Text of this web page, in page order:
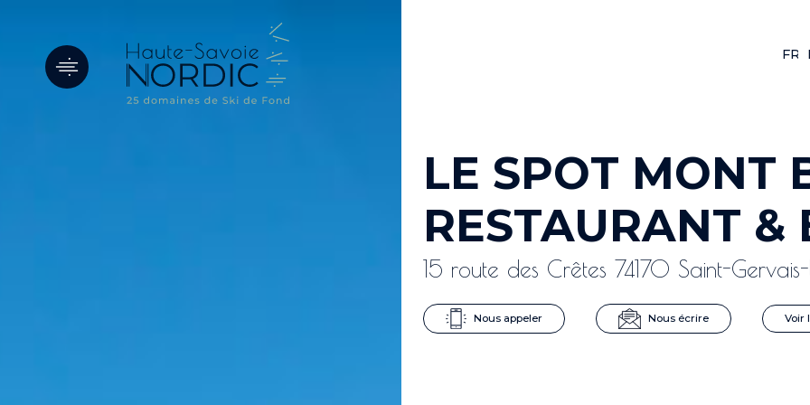
FR
LE SPOT MONT
RESTAURANT &
15 route des Crêtes 74170 Saint-Gervais-
Nous appeler Nous écrire Voir